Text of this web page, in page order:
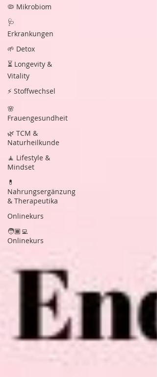
🦠 Mikrobiom
🩺
Erkrankungen
🌱 Detox
⏳ Longevity &
Vitality
⚡ Stoffwechsel
🌸
Frauengesundheit
🌿 TCM &
Naturheilkunde
🧘 Lifestyle &
Mindset
💊
Nahrungsergänzung
& Therapeutika
Onlinekurs
🧑🏾‍💻
Onlinekurs